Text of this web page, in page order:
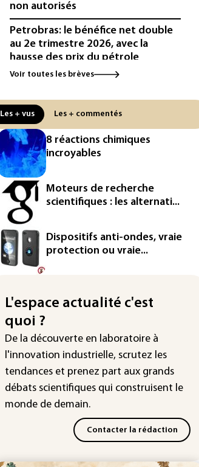
non autorisés
Petrobras: le bénéfice net double
au 2e trimestre 2026, avec la
hausse des prix du pétrole
Mineurs sur les réseaux sociaux:
millions de dollars supplémentaires
au Nouveau-Mexique
Arabie saoudite, Turquie et
Pakistan vont signer vendredi un
accord de défense (source proche
de l'armée)
Réseaux sociaux: une large
majorité d'ados britanniques
compte contourner le couvre-feu
(sondage)
Puces et solaire: les Etats-Unis
la Chine
Les Etats-Unis veulent contrôler la
production d'un composant des
semiconducteurs et panneaux
solaires
Washington étend le contrôle des
réseaux sociaux des étrangers
demandeurs de visas
Voir toutes les brèves
Les + vus Les + commentés
8 réactions chimiques
incroyables
Moteurs de recherche
scientifiques : les alternati...
Dispositifs anti-ondes, vraie
protection ou vraie...
L'espace actualité c'est
quoi ?
De la découverte en laboratoire à
l'innovation industrielle, scrutez les
tendances et prenez part aux grands
débats scientifiques qui construisent le
monde de demain.
Contacter la rédaction